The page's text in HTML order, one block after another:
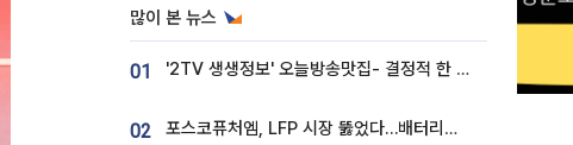
많이 본 뉴스
01 '2TV 생생정보' 오늘방송맛집- 결정적 한 수, 3종 메밀면! 메밀 소바 맛집 '의○○○○'
02 포스코퓨처엠, LFP 시장 뚫었다…배터리사와 대규모 장기 공급 합의